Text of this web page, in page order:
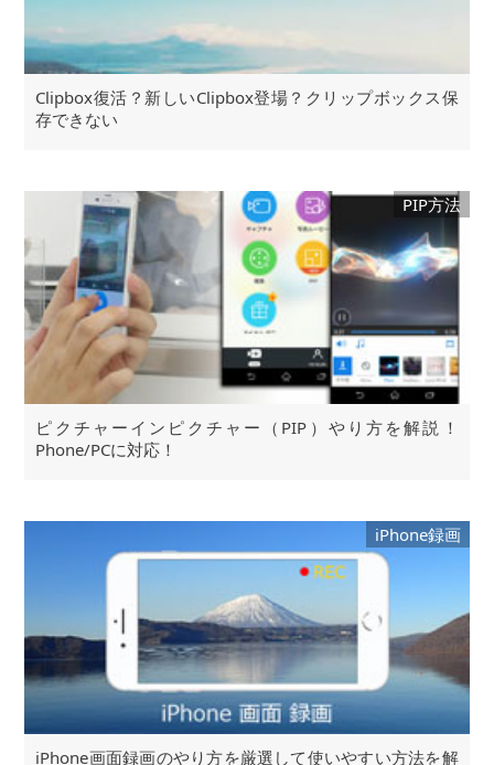
Clipbox復活？新しいClipbox登場？クリップボックス保
存できない
PIP方法
ピクチャーインピクチャー（PIP）やり方を解説！
Phone/PCに対応！
iPhone録画
iPhone画面録画のやり方を厳選して使いやすい方法を解